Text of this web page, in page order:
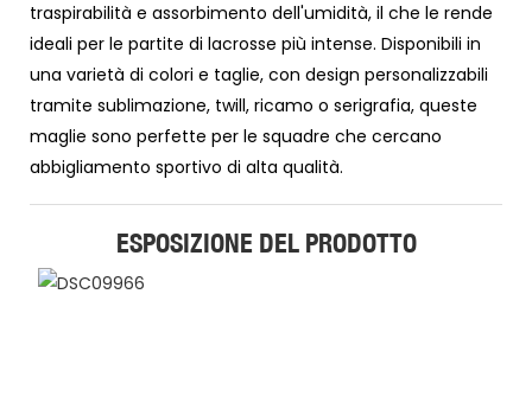
traspirabilità e assorbimento dell'umidità, il che le rende
ideali per le partite di lacrosse più intense. Disponibili in
una varietà di colori e taglie, con design personalizzabili
tramite sublimazione, twill, ricamo o serigrafia, queste
maglie sono perfette per le squadre che cercano
abbigliamento sportivo di alta qualità.
ESPOSIZIONE DEL PRODOTTO